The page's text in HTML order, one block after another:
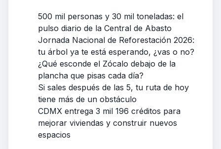
500 mil personas y 30 mil toneladas: el
pulso diario de la Central de Abasto
Jornada Nacional de Reforestación 2026:
tu árbol ya te está esperando, ¿vas o no?
¿Qué esconde el Zócalo debajo de la
plancha que pisas cada día?
Si sales después de las 5, tu ruta de hoy
tiene más de un obstáculo
CDMX entrega 3 mil 196 créditos para
mejorar viviendas y construir nuevos
espacios